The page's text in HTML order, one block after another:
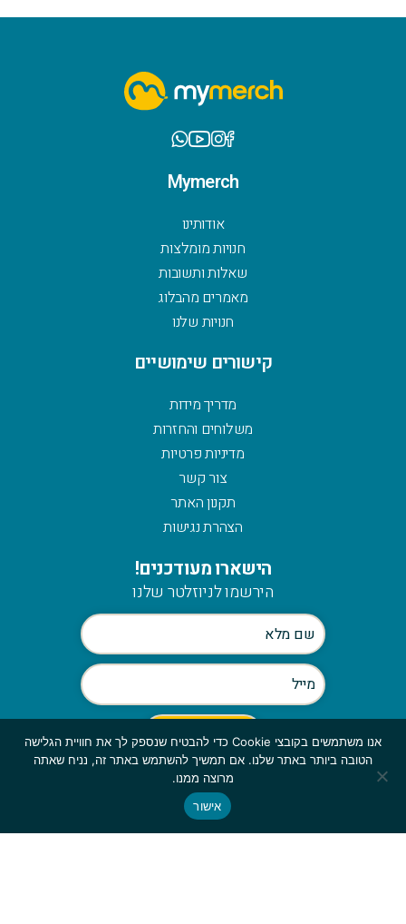
Mymerch
אודותינו
חנויות מומלצות
שאלות ותשובות
מאמרים מהבלוג
חנויות שלנו
קישורים שימושיים
מדריך מידות
משלוחים והחזרות
מדיניות פרטיות
צור קשר
תקנון האתר
הצהרת נגישות
הישארו מעודכנים!
הירשמו לניוזלטר שלנו
Scroll
to
top
אנו משתמשים בקובצי Cookie כדי להבטיח שנספק לך את חוויית הגלישה
הטובה ביותר באתר שלנו. אם תמשיך להשתמש באתר זה, נניח שאתה
מרוצה ממנו.
אישור